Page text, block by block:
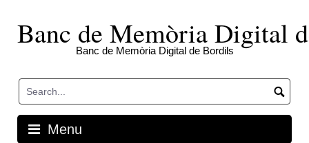
contentBanc de Memòria Digital
Banc de Memòria Digital de Bordils
Menu